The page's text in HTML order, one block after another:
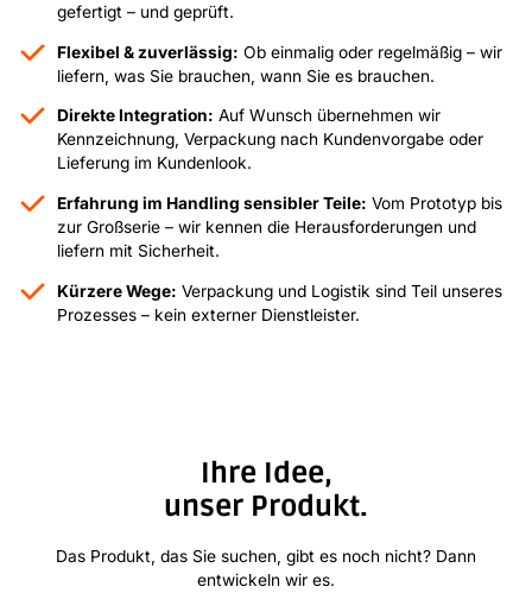
gefertigt – und geprüft.
Flexibel & zuverlässig: Ob einmalig oder regelmäßig – wir
liefern, was Sie brauchen, wann Sie es brauchen.
Direkte Integration: Auf Wunsch übernehmen wir
Kennzeichnung, Verpackung nach Kundenvorgabe oder
Lieferung im Kundenlook.
Erfahrung im Handling sensibler Teile: Vom Prototyp bis
zur Großserie – wir kennen die Herausforderungen und
liefern mit Sicherheit.
Kürzere Wege: Verpackung und Logistik sind Teil unseres
Prozesses – kein externer Dienstleister.
Ihre Idee,
unser Produkt.
Das Produkt, das Sie suchen, gibt es noch nicht? Dann
entwickeln wir es.